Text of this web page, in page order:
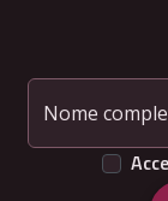
Nome